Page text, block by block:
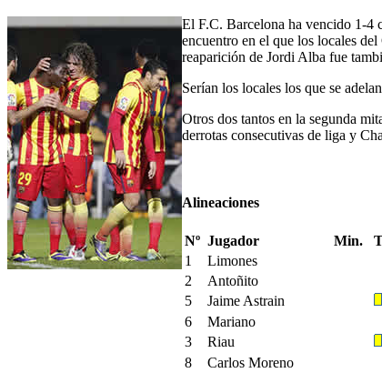
El F.C. Barcelona ha vencido 1-4
encuentro en el que los locales
reaparición de Jordi Alba fue
Serían los locales los que se
Otros dos tantos en la segunda
derrotas consecutivas de liga y
Alineaciones
Nº Jugador Min.
1
Limones
2
Antoñito
5
Jaime Astrain
6
Mariano
3
Riau
8
Carlos Moreno